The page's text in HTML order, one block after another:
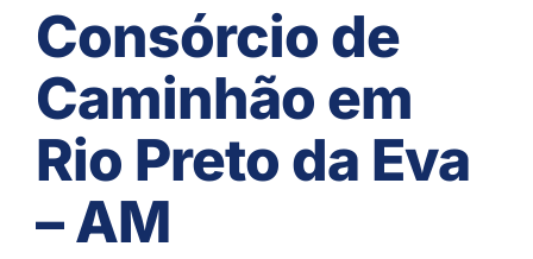
Consórcio de
Caminhão em
Rio Preto da Eva
– AM